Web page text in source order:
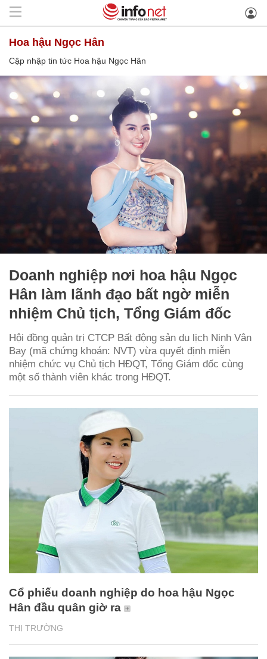
Hoa hậu Ngọc Hân
Cập nhập tin tức Hoa hậu Ngọc Hân
Doanh nghiệp nơi hoa hậu Ngọc
Hân làm lãnh đạo bất ngờ miễn
nhiệm Chủ tịch, Tổng Giám đốc
Hội đồng quản trị CTCP Bất động sản du lịch Ninh Vân
Bay (mã chứng khoán: NVT) vừa quyết định miễn
nhiệm chức vụ Chủ tịch HĐQT, Tổng Giám đốc cùng
một số thành viên khác trong HĐQT.
THỊ TRƯỜNG
Cổ phiếu doanh nghiệp do hoa hậu Ngọc
Hân đầu quân giờ ra